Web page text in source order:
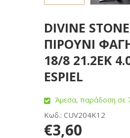
DIVINE STONE
ΠΙΡΟΥΝΙ
18/8 21.2ΕΚ
ESPIEL
Άμεσα, παράδοση σε
Κωδ.: CUV204K12
€3,60